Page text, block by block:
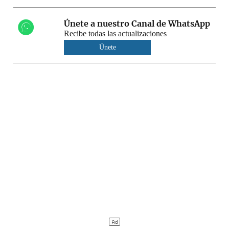
Únete a nuestro Canal de WhatsApp
Recibe todas las actualizaciones
Únete